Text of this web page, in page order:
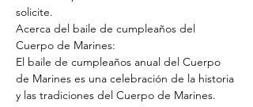
solicite.
Acerca del baile de cumpleaños del
Cuerpo de Marines:
El baile de cumpleaños anual del Cuerpo
de Marines es una celebración de la historia
y las tradiciones del Cuerpo de Marines.